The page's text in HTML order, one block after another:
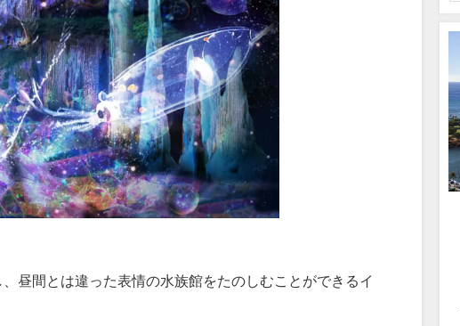
昼間とは違った表情の水族館をたのしむことができるイ